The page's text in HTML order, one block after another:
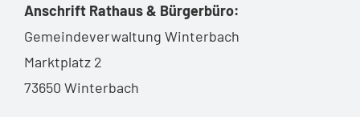
Anschrift Rathaus & Bürgerbüro:
Gemeindeverwaltung Winterbach
Marktplatz 2
73650 Winterbach